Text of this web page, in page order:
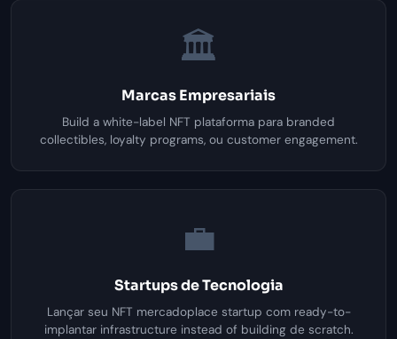
🏛️
Marcas Empresariais
Build a white-label NFT plataforma para branded
collectibles, loyalty programs, ou customer engagement.
💼
Startups de Tecnologia
Lançar seu NFT mercadoplace startup com ready-to-
implantar infrastructure instead of building de scratch.